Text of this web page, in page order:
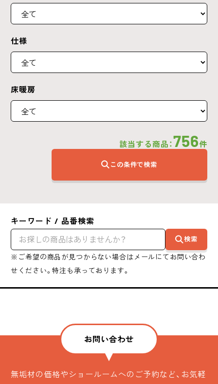
仕様
床暖房
該当する商品：756件
この条件で検索
キーワード / 品番検索
検索
※ご希望の商品が見つからない場合はメールにてお問い合わ
せください。特注も承っております。
お問い合わせ
無垢材の価格やショールームへのご予約など、お気軽